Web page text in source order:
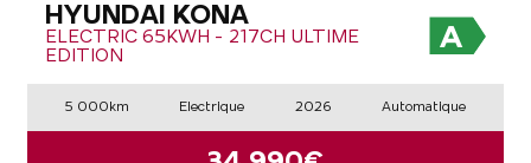
HYUNDAI KONA
ELECTRIC 65KWH - 217CH ULTIME
EDITION
5 000km Electrique 2026 Automatique